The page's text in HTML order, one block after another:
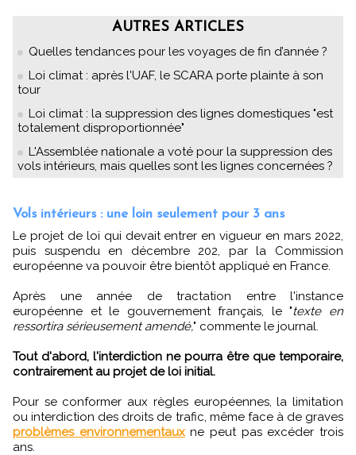
AUTRES ARTICLES
Quelles tendances pour les voyages de fin d’année ?
Loi climat : après l'UAF, le SCARA porte plainte à son
tour
Loi climat : la suppression des lignes domestiques "est
totalement disproportionnée"
L'Assemblée nationale a voté pour la suppression des
vols intérieurs, mais quelles sont les lignes concernées ?
Vols intérieurs : une loin seulement pour 3 ans
Le projet de loi qui devait entrer en vigueur en mars 2022,
puis suspendu en décembre 202, par la Commission
européenne va pouvoir être bientôt appliqué en France.
Après une année de tractation entre l'instance
européenne et le gouvernement français, le "texte en
ressortira sérieusement amendé," commente le journal.
Tout d'abord, l'interdiction ne pourra être que temporaire,
contrairement au projet de loi initial.
Pour se conformer aux règles européennes, la limitation
ou interdiction des droits de trafic, même face à de graves
problèmes environnementauxne peut pas excéder trois
ans.